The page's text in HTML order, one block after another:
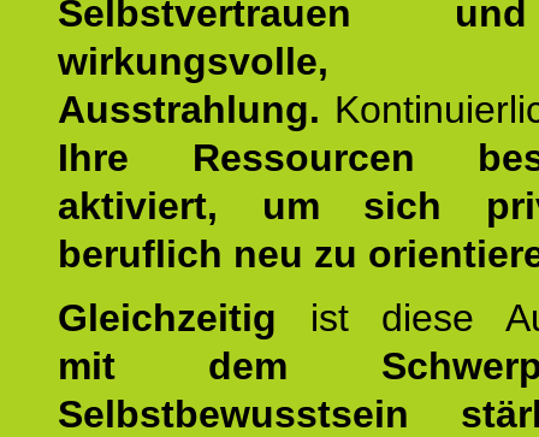
Selbstvertrauen
wirkungsvolle,
Ausstrahlung.
Ihre Ressourcen
aktiviert, um sich
beruflich neu zu
Gleichzeitig ist diese
mit dem
Selbstbewusstsein